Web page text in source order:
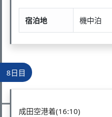
宿泊地 機中泊
8日目
成田空港着(16:10)